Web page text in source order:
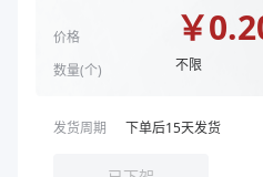
价格
数量(个)
￥
不限
发货周期 下单后15天发货